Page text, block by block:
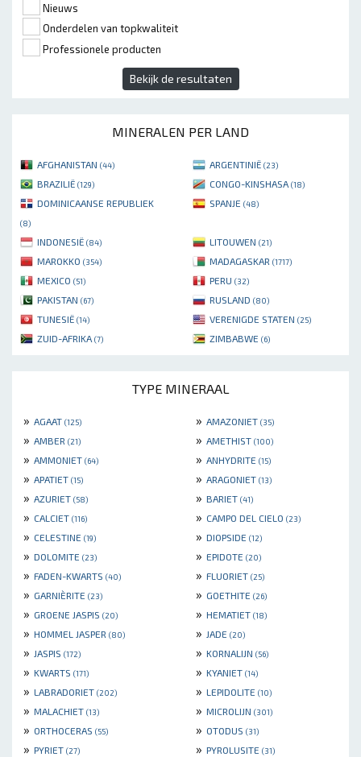
Nieuws
Onderdelen van topkwaliteit
Professionele producten
Bekijk de resultaten
MINERALEN PER LAND
AFGHANISTAN (44) ARGENTINIË (23)
BRAZILIË (129) CONGO-KINSHASA (18)
DOMINICAANSE REPUBLIEK
(8)
SPANJE (48)
INDONESIË (84) LITOUWEN (21)
MAROKKO (354) MADAGASKAR (1717)
MEXICO (51) PERU (32)
PAKISTAN (67) RUSLAND (80)
TUNESIË (14) VERENIGDE STATEN (25)
ZUID-AFRIKA (7) ZIMBABWE (6)
TYPE MINERAAL
» AGAAT (125) » AMAZONIET (35)
» AMBER (21) » AMETHIST (100)
» AMMONIET (64) » ANHYDRITE (15)
» APATIET (15) » ARAGONIET (13)
» AZURIET (58) » BARIET (41)
» CALCIET (116) » CAMPO DEL CIELO (23)
» CELESTINE (19) » DIOPSIDE (12)
» DOLOMITE (23) » EPIDOTE (20)
» FADEN-KWARTS (40) » FLUORIET (25)
» GARNIÈRITE (23) » GOETHITE (26)
» GROENE JASPIS (20) » HEMATIET (18)
» HOMMEL JASPER (80) » JADE (20)
» JASPIS (172) » KORNALIJN (56)
» KWARTS (171) » KYANIET (14)
» LABRADORIET (202) » LEPIDOLITE (10)
» MALACHIET (13) » MICROLIJN (301)
» ORTHOCERAS (55) » OTODUS (31)
» PYRIET (27) » PYROLUSITE (31)